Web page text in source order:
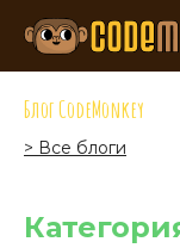
Блог CodeMonkey
> Все блоги